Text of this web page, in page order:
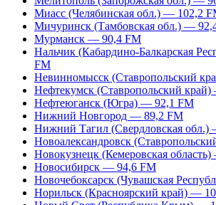
Миасс (Челябинская обл.) — 102,2
Мичуринск (Тамбовская обл.) —
Мурманск — 90,4 FM
Нальчик (Кабардино-Балкарская
FM
Невинномысск (Ставропольский
Нефтекумск (Ставропольский
Нефтеюганск (Югра) — 92,1 FM
Нижний Новгород — 89,2 FM
Нижний Тагил (Свердловская обл.)
Новоалександровск
Новокузнецк (Кемеровская
Новосибирск — 94,6 FM
Новочебоксарск (Чувашская
Норильск (Красноярский край) —